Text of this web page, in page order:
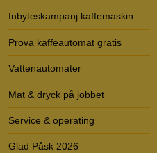
Inbyteskampanj kaffemaskin
Prova kaffeautomat gratis
Vattenautomater
Mat & dryck på jobbet
Service & operating
Glad Påsk 2026